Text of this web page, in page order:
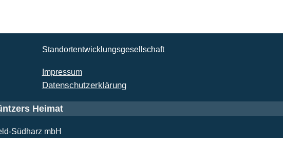
Standortentwicklungsgesellschaft
Impressum
Datenschutzerklärung
Heimat
Südharz mbH